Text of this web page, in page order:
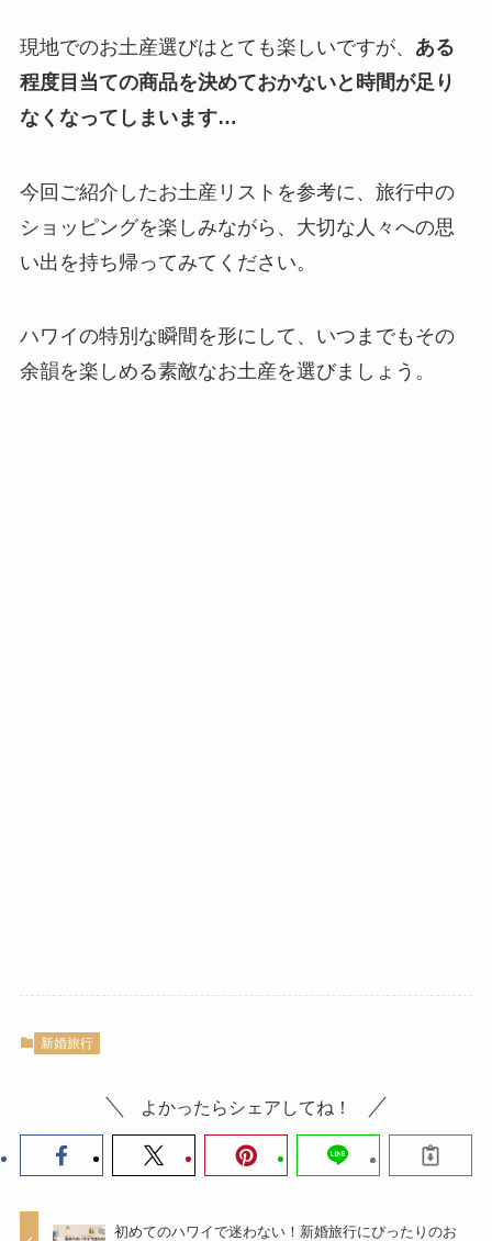
現地でのお土産選びはとても楽しいですが、 ある
程度目当ての商品を決めておかないと時間が足り
なくなってしまいます…
今回ご紹介したお土産リストを参考に、旅行中の
ショッピングを楽しみながら、大切な人々への思
い出を持ち帰ってみてください。
ハワイの特別な瞬間を形にして、いつまでもその
余韻を楽しめる素敵なお土産を選びましょう。
新婚旅行
よかったらシェアしてね！
初めてのハワイで迷わない！新婚旅行にぴったりのお